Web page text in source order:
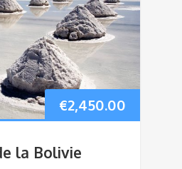
€2,450.00
la Bolivie